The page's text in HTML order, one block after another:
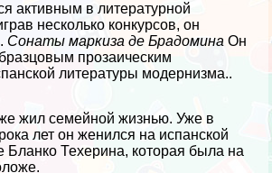
активным в литературной
несколько конкурсов, он
Сонаты маркиза де Брадомина Он
прозаическим
литературы модернизма..
жил семейной жизнью. Уже в
лет он женился на испанской
Техерина, которая была на